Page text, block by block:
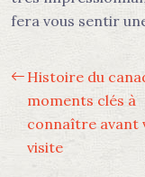
fera vous sentir
Histoire du
moments clés à
connaître avant
visite